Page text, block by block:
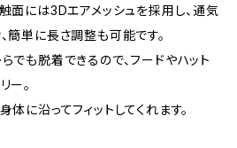
面には3Dエアメッシュを採用し、通気
簡単に長さ調整も可能です。
でも脱着できるので、フードやハット
ー。
に沿ってフィットしてくれます。